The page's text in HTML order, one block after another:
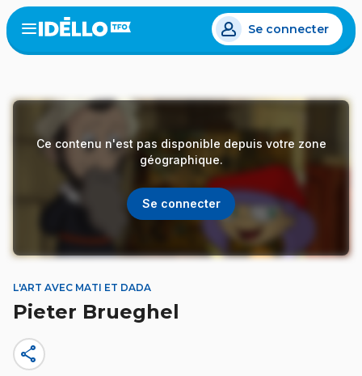
Aller
au
contenu
Open
menu
Se connecter
Ce contenu n'est pas disponible depuis votre zone
géographique.
Se connecter
L'ART AVEC MATI ET DADA
Pieter Brueghel
share